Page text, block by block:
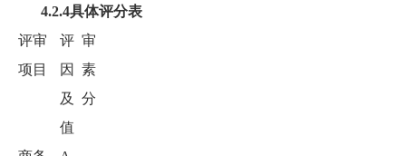
4.2.4具体评分表
评审
项目
评审
因素
及分
值